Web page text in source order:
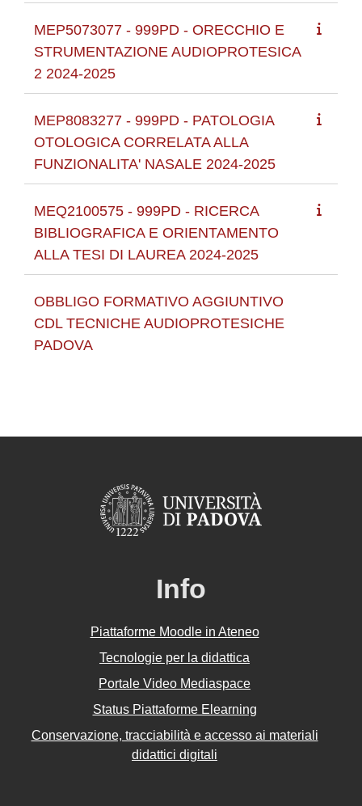
MEP5073077 - 999PD - ORECCHIO E
STRUMENTAZIONE AUDIOPROTESICA
2 2024-2025
MEP8083277 - 999PD - PATOLOGIA
OTOLOGICA CORRELATA ALLA
FUNZIONALITA' NASALE 2024-2025
MEQ2100575 - 999PD - RICERCA
BIBLIOGRAFICA E ORIENTAMENTO
ALLA TESI DI LAUREA 2024-2025
OBBLIGO FORMATIVO AGGIUNTIVO
CDL TECNICHE AUDIOPROTESICHE
PADOVA
Info
Piattaforme Moodle in Ateneo
Tecnologie per la didattica
Portale Video Mediaspace
Status Piattaforme Elearning
Conservazione, tracciabilità e accesso ai materiali
didattici digitali